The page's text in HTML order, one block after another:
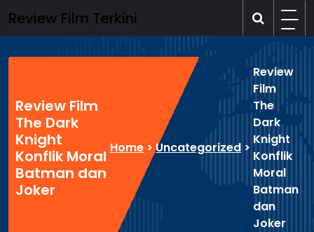
to
content
Review Film Terkini
Review Film
The Dark
Knight
Konflik Moral
Batman dan
Joker
Home >Uncategorized >
Review
Film
The
Dark
Knight
Konflik
Moral
Batman
dan
Joker